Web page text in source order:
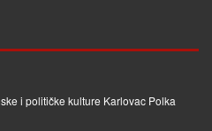
i političke kulture Karlovac Polka